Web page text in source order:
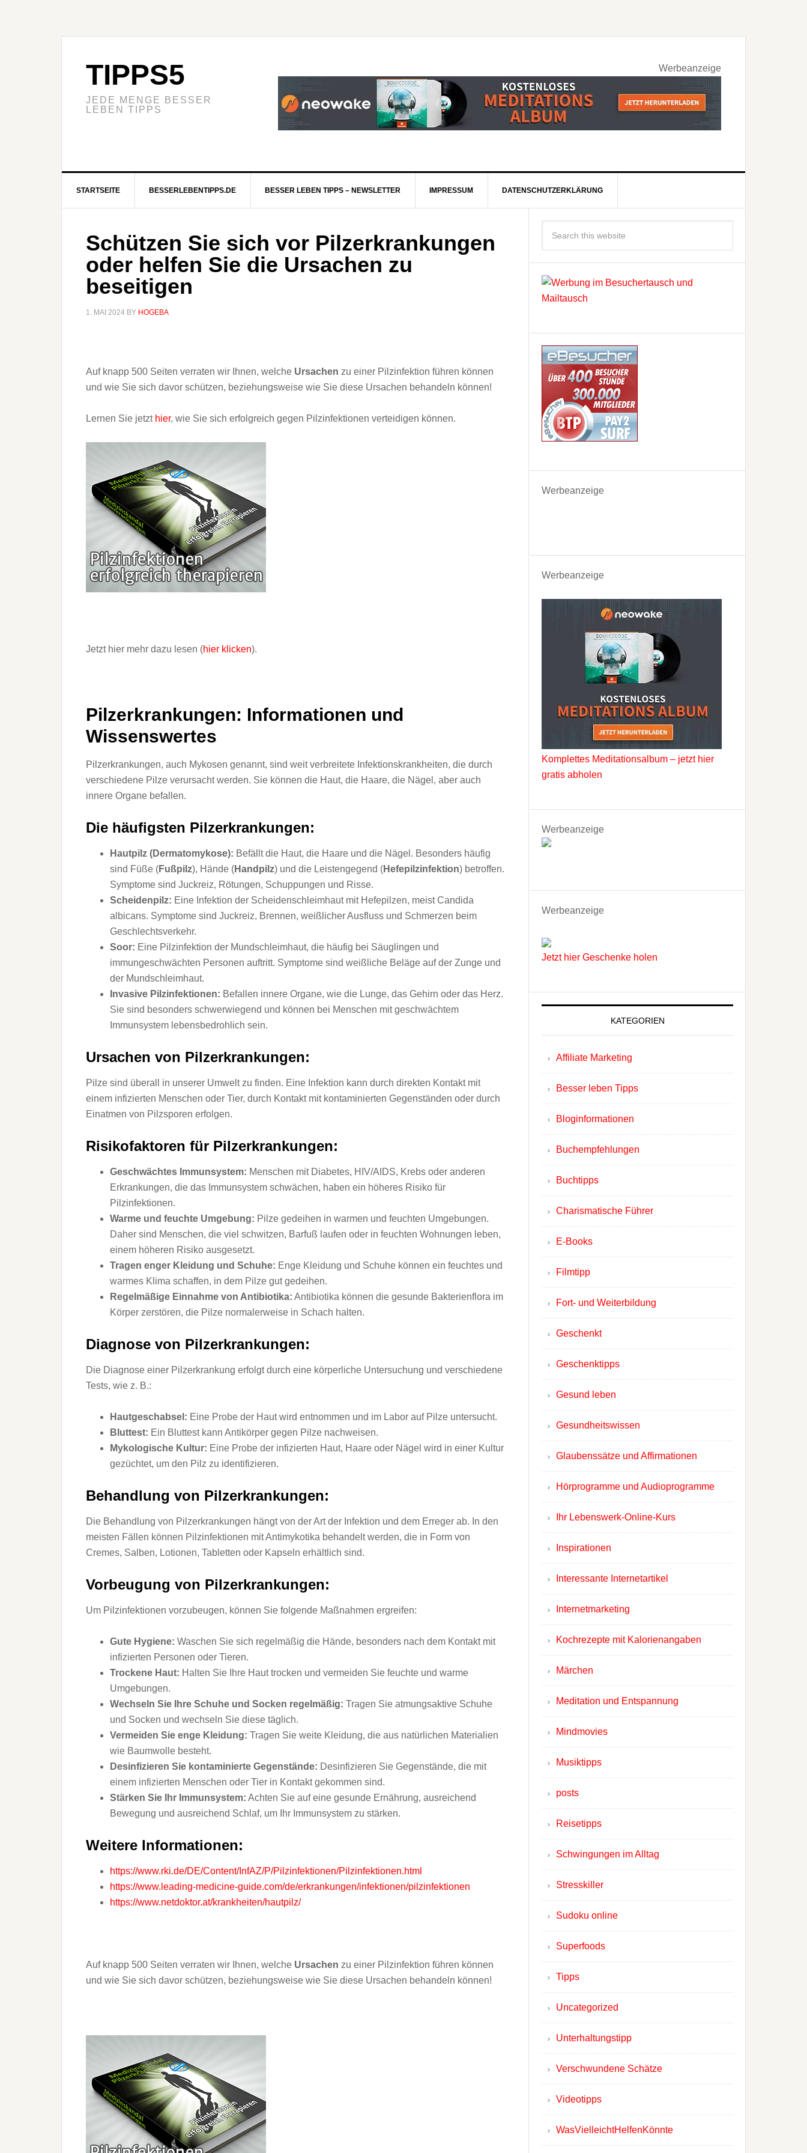
TIPPS5
JEDE MENGE BESSER
LEBEN TIPPS
Werbeanzeige
STARTSEITE BESSERLEBENTIPPS.DE BESSER LEBEN TIPPS – NEWSLETTER IMPRESSUM DATENSCHUTZERKLÄRUNG
Schützen Sie sich vor Pilzerkrankungen
oder helfen Sie die Ursachen zu
beseitigen
1. MAI 2024 BY HOGEBA
Auf knapp 500 Seiten verraten wir Ihnen, welche Ursachen zu einer Pilzinfektion führen können
und wie Sie sich davor schützen, beziehungsweise wie Sie diese Ursachen behandeln können!
Lernen Sie jetzt hier, wie Sie sich erfolgreich gegen Pilzinfektionen verteidigen können.
Jetzt hier mehr dazu lesen (hier klicken).
Pilzerkrankungen: Informationen und
Wissenswertes
Pilzerkrankungen, auch Mykosen genannt, sind weit verbreitete Infektionskrankheiten, die durch
verschiedene Pilze verursacht werden. Sie können die Haut, die Haare, die Nägel, aber auch
innere Organe befallen.
Die häufigsten Pilzerkrankungen:
Hautpilz (Dermatomykose): Befällt die Haut, die Haare und die Nägel. Besonders häufig
sind Füße (Fußpilz), Hände (Handpilz) und die Leistengegend (Hefepilzinfektion) betroffen.
Symptome sind Juckreiz, Rötungen, Schuppungen und Risse.
Scheidenpilz: Eine Infektion der Scheidenschleimhaut mit Hefepilzen, meist Candida
albicans. Symptome sind Juckreiz, Brennen, weißlicher Ausfluss und Schmerzen beim
Geschlechtsverkehr.
Soor: Eine Pilzinfektion der Mundschleimhaut, die häufig bei Säuglingen und
immungeschwächten Personen auftritt. Symptome sind weißliche Beläge auf der Zunge und
der Mundschleimhaut.
Invasive Pilzinfektionen: Befallen innere Organe, wie die Lunge, das Gehirn oder das Herz.
Sie sind besonders schwerwiegend und können bei Menschen mit geschwächtem
Immunsystem lebensbedrohlich sein.
Ursachen von Pilzerkrankungen:
Pilze sind überall in unserer Umwelt zu finden. Eine Infektion kann durch direkten Kontakt mit
einem infizierten Menschen oder Tier, durch Kontakt mit kontaminierten Gegenständen oder durch
Einatmen von Pilzsporen erfolgen.
Risikofaktoren für Pilzerkrankungen:
Geschwächtes Immunsystem: Menschen mit Diabetes, HIV/AIDS, Krebs oder anderen
Erkrankungen, die das Immunsystem schwächen, haben ein höheres Risiko für
Pilzinfektionen.
Warme und feuchte Umgebung: Pilze gedeihen in warmen und feuchten Umgebungen.
Daher sind Menschen, die viel schwitzen, Barfuß laufen oder in feuchten Wohnungen leben,
einem höheren Risiko ausgesetzt.
Tragen enger Kleidung und Schuhe: Enge Kleidung und Schuhe können ein feuchtes und
warmes Klima schaffen, in dem Pilze gut gedeihen.
Regelmäßige Einnahme von Antibiotika: Antibiotika können die gesunde Bakterienflora im
Körper zerstören, die Pilze normalerweise in Schach halten.
Diagnose von Pilzerkrankungen:
Die Diagnose einer Pilzerkrankung erfolgt durch eine körperliche Untersuchung und verschiedene
Tests, wie z. B.:
Hautgeschabsel: Eine Probe der Haut wird entnommen und im Labor auf Pilze untersucht.
Bluttest: Ein Bluttest kann Antikörper gegen Pilze nachweisen.
Mykologische Kultur: Eine Probe der infizierten Haut, Haare oder Nägel wird in einer Kultur
gezüchtet, um den Pilz zu identifizieren.
Behandlung von Pilzerkrankungen:
Die Behandlung von Pilzerkrankungen hängt von der Art der Infektion und dem Erreger ab. In den
meisten Fällen können Pilzinfektionen mit Antimykotika behandelt werden, die in Form von
Cremes, Salben, Lotionen, Tabletten oder Kapseln erhältlich sind.
Vorbeugung von Pilzerkrankungen:
Um Pilzinfektionen vorzubeugen, können Sie folgende Maßnahmen ergreifen:
Gute Hygiene: Waschen Sie sich regelmäßig die Hände, besonders nach dem Kontakt mit
infizierten Personen oder Tieren.
Trockene Haut: Halten Sie Ihre Haut trocken und vermeiden Sie feuchte und warme
Umgebungen.
Wechseln Sie Ihre Schuhe und Socken regelmäßig: Tragen Sie atmungsaktive Schuhe
und Socken und wechseln Sie diese täglich.
Vermeiden Sie enge Kleidung: Tragen Sie weite Kleidung, die aus natürlichen Materialien
wie Baumwolle besteht.
Desinfizieren Sie kontaminierte Gegenstände: Desinfizieren Sie Gegenstände, die mit
einem infizierten Menschen oder Tier in Kontakt gekommen sind.
Stärken Sie Ihr Immunsystem: Achten Sie auf eine gesunde Ernährung, ausreichend
Bewegung und ausreichend Schlaf, um Ihr Immunsystem zu stärken.
Weitere Informationen:
https://www.rki.de/DE/Content/InfAZ/P/Pilzinfektionen/Pilzinfektionen.html
https://www.leading-medicine-guide.com/de/erkrankungen/infektionen/pilzinfektionen
https://www.netdoktor.at/krankheiten/hautpilz/
Auf knapp 500 Seiten verraten wir Ihnen, welche Ursachen zu einer Pilzinfektion führen können
und wie Sie sich davor schützen, beziehungsweise wie Sie diese Ursachen behandeln können!
Werbeanzeige
Werbeanzeige
Komplettes Meditationsalbum – jetzt hier
gratis abholen
Werbeanzeige
Werbeanzeige
Jetzt hier Geschenke holen
KATEGORIEN
Affiliate Marketing
Besser leben Tipps
Bloginformationen
Buchempfehlungen
Buchtipps
Charismatische Führer
E-Books
Filmtipp
Fort- und Weiterbildung
Geschenkt
Geschenktipps
Gesund leben
Gesundheitswissen
Glaubenssätze und Affirmationen
Hörprogramme und Audioprogramme
Ihr Lebenswerk-Online-Kurs
Inspirationen
Interessante Internetartikel
Internetmarketing
Kochrezepte mit Kalorienangaben
Märchen
Meditation und Entspannung
Mindmovies
Musiktipps
posts
Reisetipps
Schwingungen im Alltag
Stresskiller
Sudoku online
Superfoods
Tipps
Uncategorized
Unterhaltungstipp
Verschwundene Schätze
Videotipps
WasVielleichtHelfenKönnte